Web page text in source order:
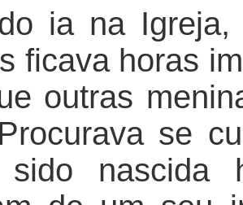
ia na
ficava horas
outras
se
sido nascida